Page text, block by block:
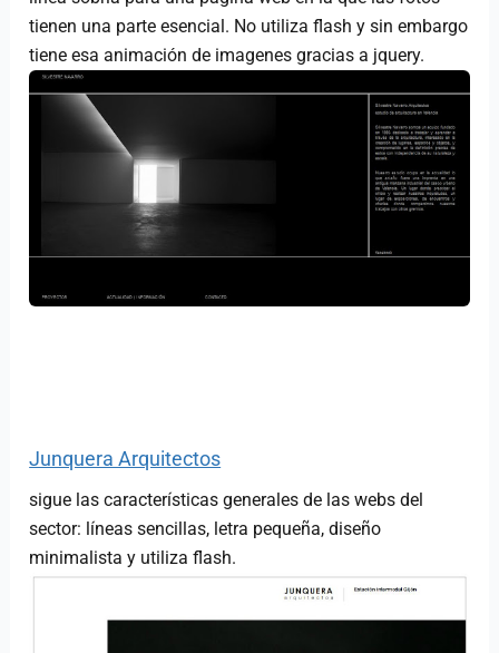
tienen una parte esencial. No utiliza flash y sin embargo
tiene esa animación de imagenes gracias a jquery.
Junquera Arquitectos
sigue las características generales de las webs del
sector: líneas sencillas, letra pequeña, diseño
minimalista y utiliza flash.